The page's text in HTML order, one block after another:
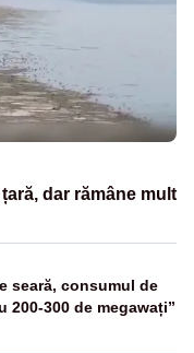
dar rămâne mult
seară, consumul de
200-300 de megawați”